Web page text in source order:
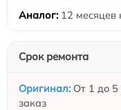
12 месяцев
Срок ремонта
От 1 до 5
заказ